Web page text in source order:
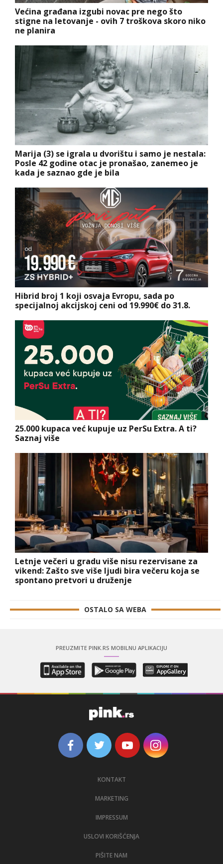
Većina građana izgubi novac pre nego što
stigne na letovanje - ovih 7 troškova skoro niko
ne planira
Marija (3) se igrala u dvorištu i samo je nestala:
Posle 42 godine otac je pronašao, zanemeo je
kada je saznao gde je bila
Hibrid broj 1 koji osvaja Evropu, sada po
specijalnoj akcijskoj ceni od 19.990€ do 31.8.
25.000 kupaca već kupuje uz PerSu Extra. A ti?
Saznaj više
Letnje večeri u gradu više nisu rezervisane za
vikend: Zašto sve više ljudi bira večeru koja se
spontano pretvori u druženje
OSTALO SA WEBA
PREUZMITE PINK.RS MOBILNU APLIKACIJU
KONTAKT
MARKETING
IMPRESSUM
USLOVI KORIŠĆENJA
PIŠITE NAM